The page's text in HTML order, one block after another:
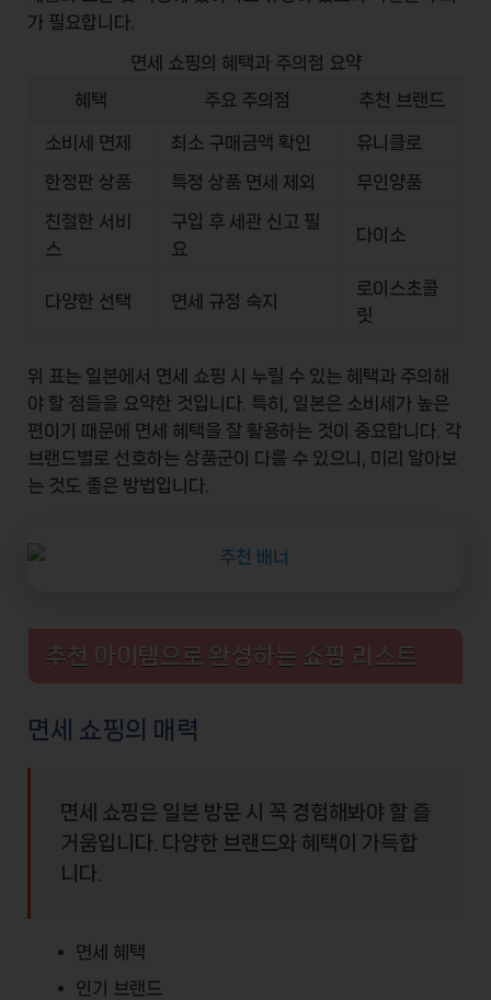
가 필요합니다.
면세 쇼핑의 혜택과 주의점 요약
혜택
주요 주의점 추천 브랜드
소비세 면제 최소 구매금액 확인
유니클로
한정판 상품
특정 상품 면세 제외
무인양품
친절한 서비
스
구입 후 세관 신고 필
요
다이소
다양한 선택 면세 규정 숙지
로이스초콜
릿
위 표는 일본에서 면세 쇼핑 시 누릴 수 있는 혜택과 주의해
야 할 점들을 요약한 것입니다. 특히, 일본은 소비세가 높은
편이기 때문에 면세 혜택을 잘 활용하는 것이 중요합니다. 각
브랜드별로 선호하는 상품군이 다를 수 있으니, 미리 알아보
는 것도 좋은 방법입니다.
추천 아이템으로 완성하는 쇼핑 리스트
면세 쇼핑의 매력
면세 쇼핑은 일본 방문 시 꼭 경험해봐야 할 즐
거움입니다. 다양한 브랜드와 혜택이 가득합
니다.
면세 혜택
인기 브랜드